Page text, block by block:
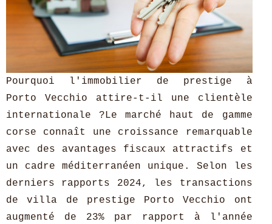
Pourquoi l'immobilier de prestige à
Porto Vecchio attire-t-il une clientèle
internationale ?Le marché haut de gamme
corse connaît une croissance remarquable
avec des avantages fiscaux attractifs et
un cadre méditerranéen unique. Selon les
derniers rapports 2024, les transactions
de villa de prestige Porto Vecchio ont
augmenté de 23% par rapport à l'année